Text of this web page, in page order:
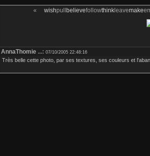
« wishpull believefollowthinkleavemake
AnnaThomie ...: 07/10/2005 22:48:16
Très belle cette photo, par ses textures, ses couleurs et